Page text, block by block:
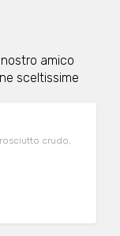
amico
sceltissime
crudo,